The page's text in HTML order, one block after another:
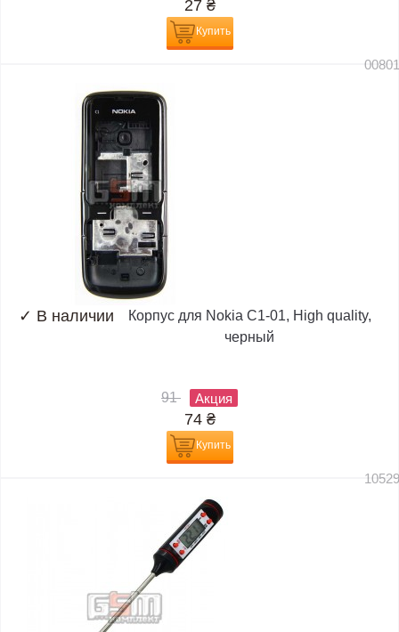
27 ₴
Купить
✓ В наличии
Корпус для Nokia C1-01, High quality,
черный
91 Акция
74 ₴
Купить